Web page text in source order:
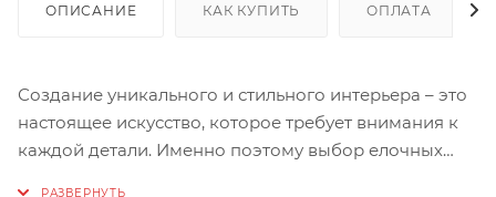
ОПИСАНИЕ КАК КУПИТЬ ОПЛАТА
Создание уникального и стильного интерьера – это
настоящее искусство, которое требует внимания к
каждой детали. Именно поэтому выбор елочных